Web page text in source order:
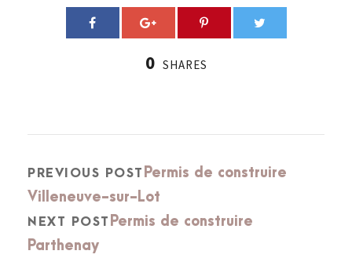
0 SHARES
PREVIOUS POST Permis de construire
Villeneuve-sur-Lot
NEXT POST Permis de construire
Parthenay